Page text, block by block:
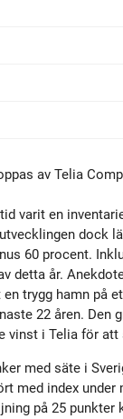
av Telia
tid varit en
dock
60 procent.
detta år.
trygg hamn på
22 åren.
vinst i Telia för
med säte i
med index
på 25